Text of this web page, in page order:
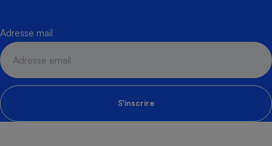
Adresse mail
S'inscrire